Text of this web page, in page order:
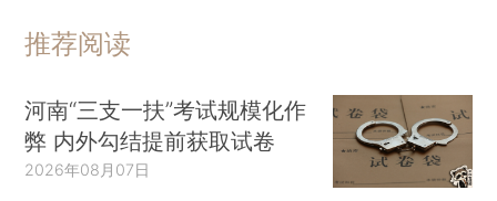
推荐阅读
河南“三支一扶”考试规模化作
弊 内外勾结提前获取试卷
2026年08月07日